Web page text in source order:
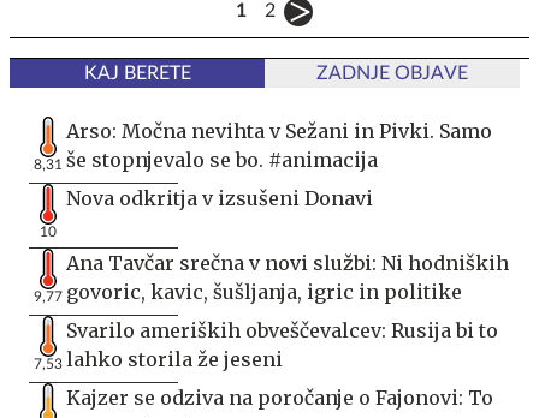
1 2
KAJ BERETE ZADNJE OBJAVE
8,31
Arso: Močna nevihta v Sežani in Pivki. Samo
še stopnjevalo se bo. #animacija
10
Nova odkritja v izsušeni Donavi
9,77
Ana Tavčar srečna v novi službi: Ni hodniških
govoric, kavic, šušljanja, igric in politike
7,53
Svarilo ameriških obveščevalcev: Rusija bi to
lahko storila že jeseni
Kajzer se odziva na poročanje o Fajonovi: To